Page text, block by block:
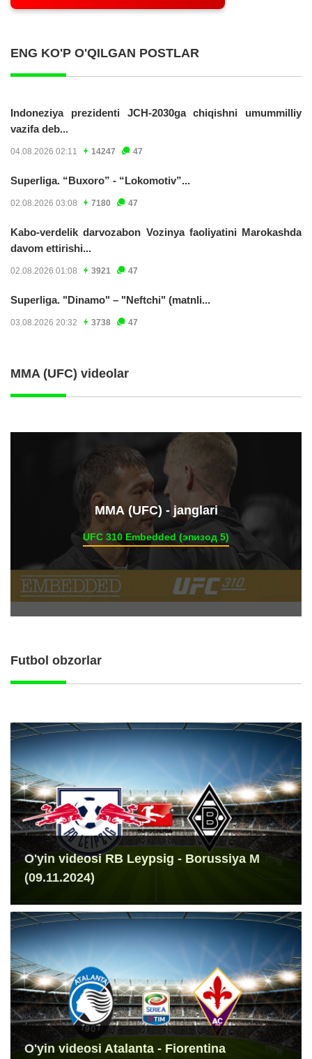
ENG KO'P O'QILGAN POSTLAR
Indoneziya prezidenti JCH-2030ga chiqishni umummilliy
vazifa deb...
04.08.2026 02:11 14247 47
Superliga. “Buxoro” - “Lokomotiv”...
02.08.2026 03:08 7180 47
Kabo-verdelik darvozabon Vozinya faoliyatini Marokashda
davom ettirishi...
02.08.2026 01:08 3921 47
Superliga. "Dinamo" – "Neftchi" (matnli...
03.08.2026 20:32 3738 47
MMA (UFC) videolar
ММА (UFC) - janglari
UFC 310 Embedded (эпизод 5)
Futbol obzorlar
O'yin videosi RB Leypsig - Borussiya M
(09.11.2024)
O'yin videosi Atalanta - Fiorentina